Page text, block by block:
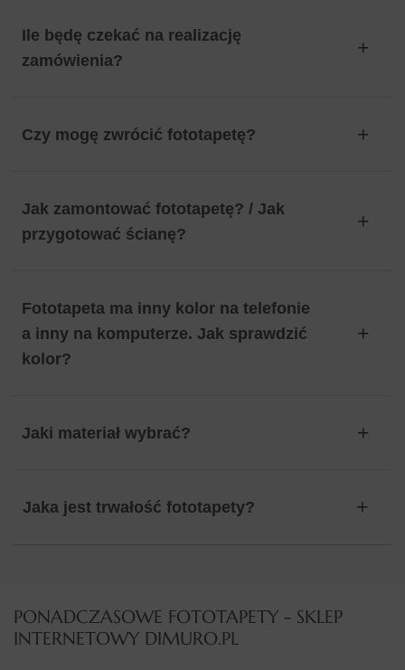
Ile będę czekać na realizację
zamówienia?
Czy mogę zwrócić fototapetę?
Jak zamontować fototapetę? / Jak
przygotować ścianę?
Fototapeta ma inny kolor na telefonie
a inny na komputerze. Jak sprawdzić
kolor?
Jaki materiał wybrać?
Jaka jest trwałość fototapety?
PONADCZASOWE FOTOTAPETY - SKLEP
INTERNETOWY DIMURO.PL​